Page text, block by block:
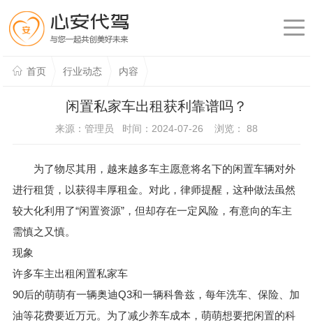
首页 行业动态 内容
闲置私家车出租获利靠谱吗？
来源：管理员 时间：2024-07-26 浏览： 88
为了物尽其用，越来越多车主愿意将名下的闲置车辆对外
进行租赁，以获得丰厚租金。对此，律师提醒，这种做法虽然
较大化利用了“闲置资源”，但却存在一定风险，有意向的车主
需慎之又慎。
现象
许多车主出租闲置私家车
90后的萌萌有一辆奥迪Q3和一辆科鲁兹，每年洗车、保险、加
油等花费要近万元。为了减少养车成本，萌萌想要把闲置的科